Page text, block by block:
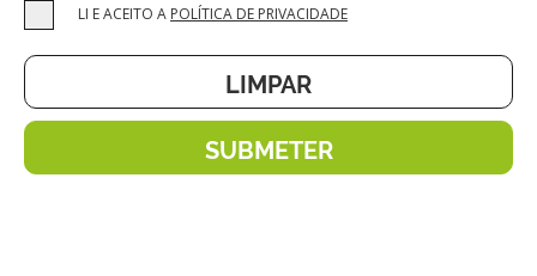
LI E ACEITO A POLÍTICA DE PRIVACIDADE